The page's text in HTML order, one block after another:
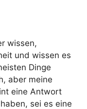
wissen,
und wissen es
Dinge
aber meine
eine Antwort
sei es eine